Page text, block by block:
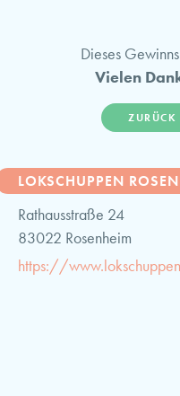
Dieses
Vielen
ZURÜCK
LOKSCHUPPEN
Rathausstraße 24
83022 Rosenheim
https://